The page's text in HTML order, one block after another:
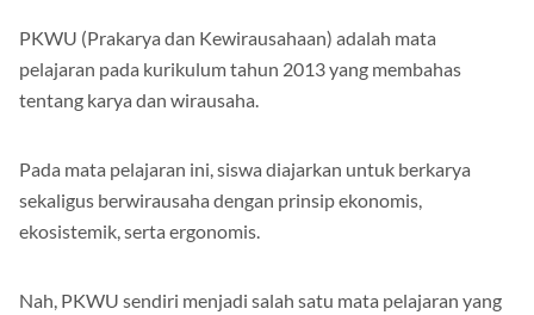
PKWU (Prakarya dan Kewirausahaan) adalah mata
pelajaran pada kurikulum tahun 2013 yang membahas
tentang karya dan wirausaha.
Pada mata pelajaran ini, siswa diajarkan untuk berkarya
sekaligus berwirausaha dengan prinsip ekonomis,
ekosistemik, serta ergonomis.
Nah, PKWU sendiri menjadi salah satu mata pelajaran yang